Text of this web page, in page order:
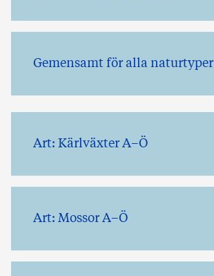
Gemensamt för alla naturtyper
Art: Kärlväxter A–Ö
Art: Mossor A–Ö